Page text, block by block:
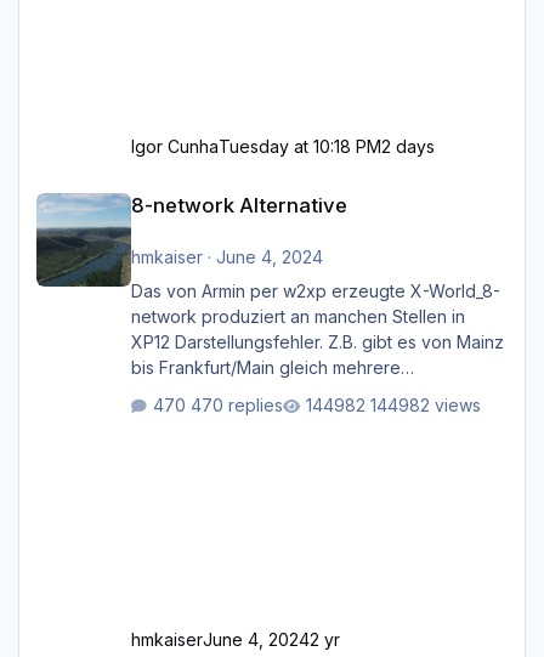
Igor CunhaTuesday at 10:18 PM2 days
8-network Alternative
hmkaiser· June 4, 2024
Das von Armin per w2xp erzeugte X-World_8-
network produziert an manchen Stellen in
XP12 Darstellungsfehler. Z.B. gibt es von Mainz
bis Frankfurt/Main gleich mehrere
zugemauert sind. Niederräder Brücke
470 replies 144982 views
hmkaiserJune 4, 20242 yr